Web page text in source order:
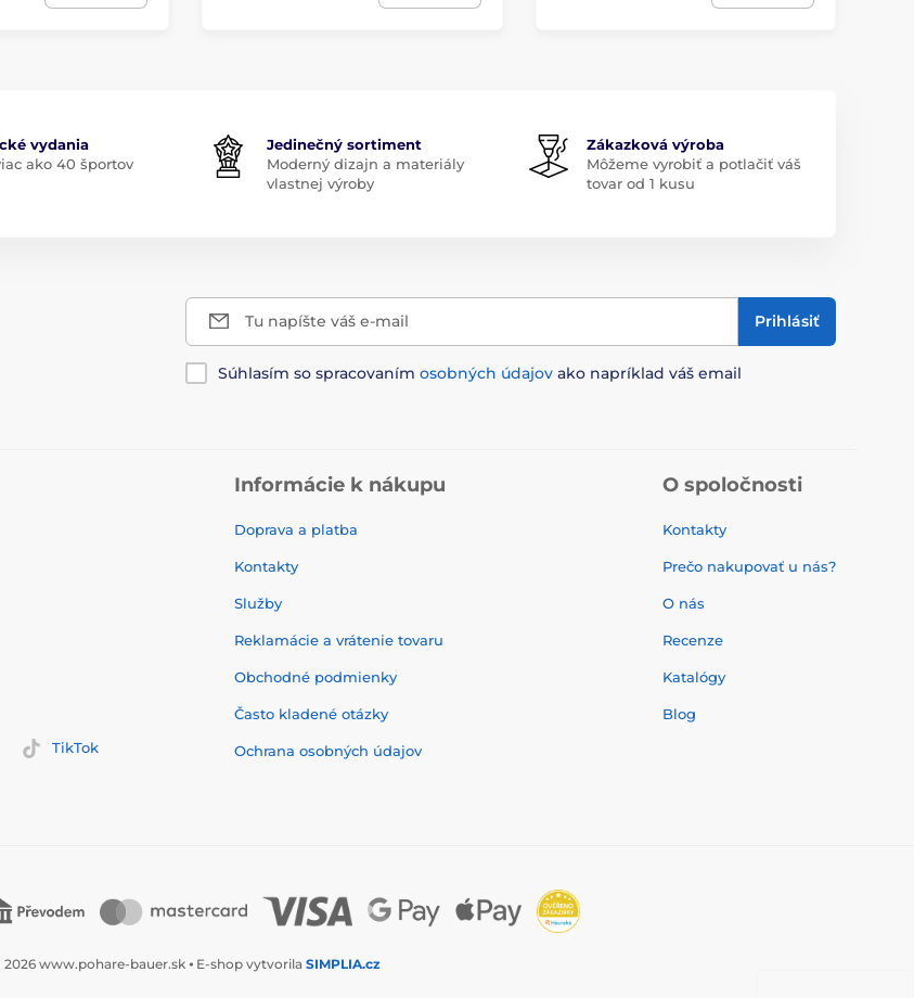
vydania
ako 40 športov
Jedinečný sortiment
Moderný dizajn a materiály
vlastnej výroby
Zákazková výroba
Môžeme vyrobiť a potlačiť váš
tovar od 1 kusu
Tu napíšte váš e-mail Prihlásiť
Súhlasím so spracovaním osobných údajov ako napríklad váš email
TikTok
Informácie k nákupu
Doprava a platba
Kontakty
Služby
Reklamácie a vrátenie tovaru
Obchodné podmienky
Často kladené otázky
Ochrana osobných údajov
O spoločnosti
Kontakty
Prečo nakupovať u nás?
O nás
Recenze
Katalógy
Blog
www.pohare-bauer.sk ⦁ E-shop vytvorila SIMPLIA.cz